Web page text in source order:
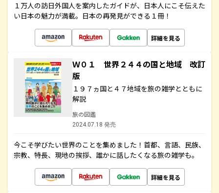
１万人の訪日外国人を案内したガイドが、日本人にこそ伝えた
い日本の魅力が満載。日本の再発見ができる１冊！
詳細を見る
Ｗ０１ 世界２４４の国と地域 改訂
版
１９７ヵ国と４７地域を旅の雑学とともに
解説
旅の図鑑
2024.07.18 発売
今こそ学びたい世界のことを集めました！首都、言語、民族、
宗教、特長、現地の挨拶、誰かに話したくなる旅の雑学も。
詳細を見る